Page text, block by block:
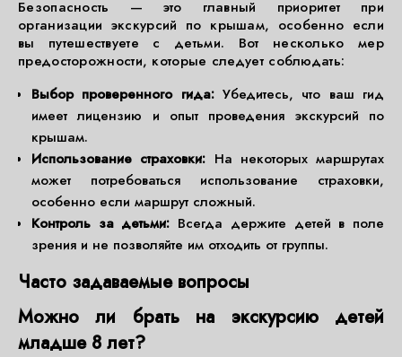
Безопасность — это главный приоритет при
организации экскурсий по крышам, особенно если
вы путешествуете с детьми. Вот несколько мер
предосторожности, которые следует соблюдать:
Выбор проверенного гида:Убедитесь, что ваш гид
имеет лицензию и опыт проведения экскурсий по
крышам.
Использование страховки: На некоторых маршрутах
может потребоваться использование страховки,
особенно если маршрут сложный.
Контроль за детьми: Всегда держите детей в поле
зрения и не позволяйте им отходить от группы.
Часто задаваемые вопросы
Можно ли брать на экскурсию детей
младше 8 лет?